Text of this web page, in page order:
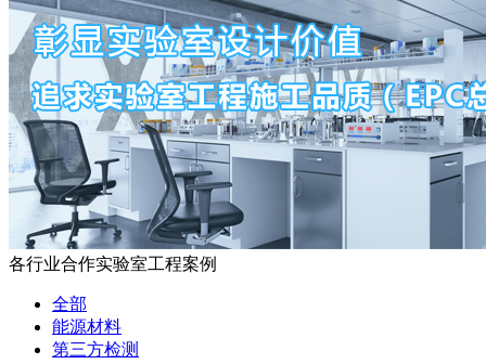
各行业合作实验室工程案例
全部
能源材料
第三方检测